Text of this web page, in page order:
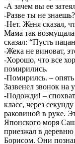
-А зачем вы ее
-Разве ты не знаешь?
-Нет. Женя сказал,
Мама так
сказал: “Пусть
-Жека не виноват,
-Хорошо, что все
помирились.
-Помирилсь. –
Зазвенел звонок на
-Подожди! –
класс, через
раковиной в руке.
Японского моря
приезжал в
Борисом. Они